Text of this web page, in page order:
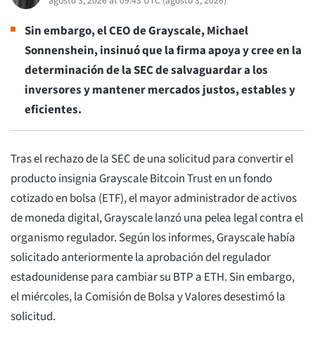
Sin embargo, el CEO de Grayscale, Michael
Sonnenshein, insinuó que la firma apoya y cree en la
determinación de la SEC de salvaguardar a los
inversores y mantener mercados justos, estables y
eficientes.
Tras el rechazo de la SEC de una solicitud para convertir el
producto insignia Grayscale Bitcoin Trust en un fondo
cotizado en bolsa (ETF), el mayor administrador de activos
de moneda digital, Grayscale lanzó una pelea legal contra el
organismo regulador. Según los informes, Grayscale había
solicitado anteriormente la aprobación del regulador
estadounidense para cambiar su BTP a ETH. Sin embargo,
el miércoles, la Comisión de Bolsa y Valores desestimó la
solicitud.